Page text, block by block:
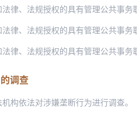
、法规授权的具有管理公共事务职能的组织
律、法规授权的具有管理公共事
律、法规授权的具有管理公共事
调查
构依法对涉嫌垄断行为进行调查。